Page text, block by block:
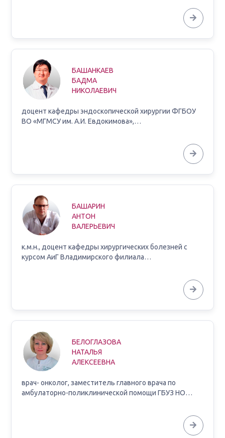
БАШАНКАЕВ
БАДМА
НИКОЛАЕВИЧ
доцент кафедры эндоскопической хирургии ФГБОУ
ВО «МГМСУ им. А.И. Евдокимова»,…
БАШАРИН
АНТОН
ВАЛЕРЬЕВИЧ
к.м.н., доцент кафедры хирургических болезней с
курсом АиГ Владимирского филиала…
БЕЛОГЛАЗОВА
НАТАЛЬЯ
АЛЕКСЕЕВНА
врач- онколог, заместитель главного врача по
амбулаторно-поликлинической помощи ГБУЗ НО…